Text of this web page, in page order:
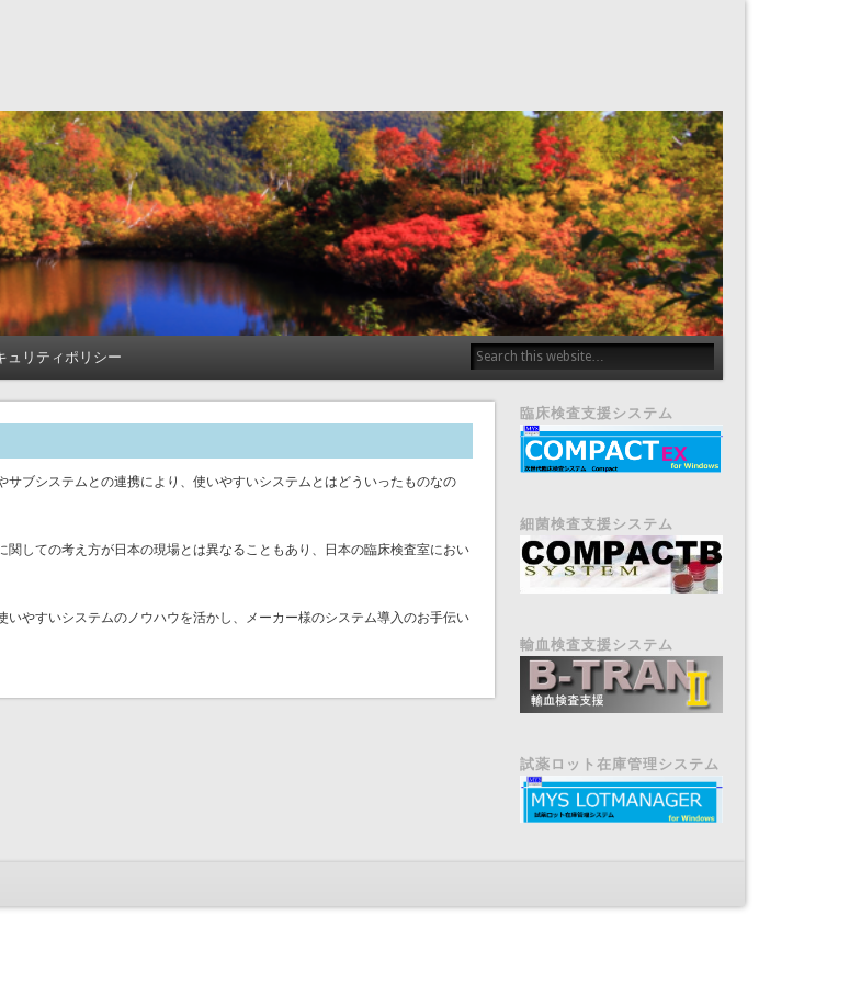
ュリティポリシー
ブシステムとの連携により、使いやすいシステムとはどういったものなの
しての考え方が日本の現場とは異なることもあり、日本の臨床検査室におい
やすいシステムのノウハウを活かし、メーカー様のシステム導入のお手伝い
臨床検査支援システム
細菌検査支援システム
輸血検査支援システム
試薬ロット在庫管理システム